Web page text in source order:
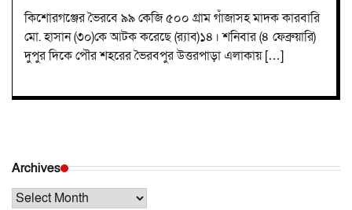
কিশোরগঞ্জের ভৈরবে ৯৯ কেজি ৫০০ গ্রাম গাঁজাসহ মাদক কারবারি
মো. হাসান (৩০)কে আটক করেছে (র‌্যাব)১৪। শনিবার (৪ ফেব্রুয়ারি)
দুপুর দিকে পৌর শহরের ভৈরবপুর উত্তরপাড়া এলাকায় […]
Archives
Archives